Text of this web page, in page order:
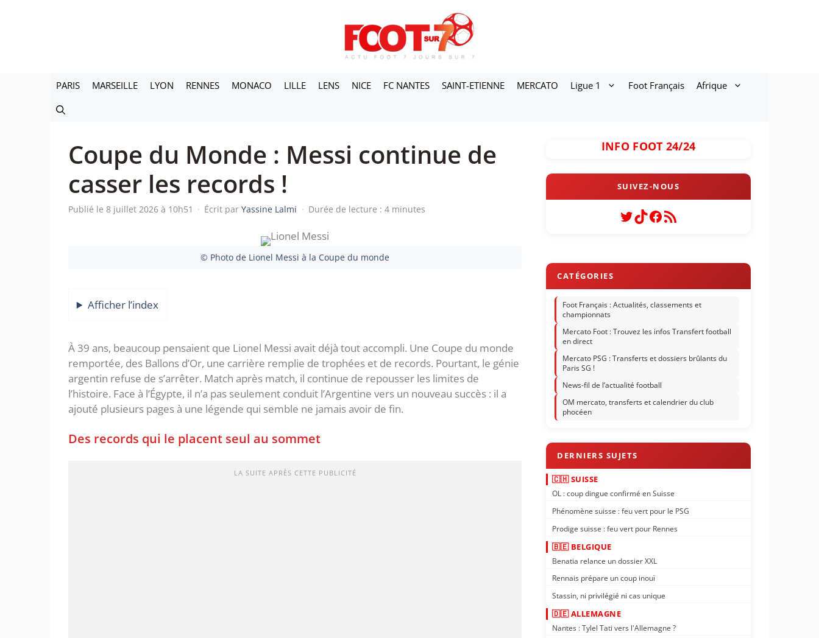
PARIS MARSEILLE LYON RENNES MONACO LILLE LENS NICE FC NANTES SAINT-ETIENNE MERCATO Ligue 1 Foot Français Afrique
Coupe du Monde : Messi continue de
casser les records !
Publié le 8 juillet 2026 à 10h51 · Écrit parYassine Lalmi · Durée de lecture : 4 minutes
© Photo de Lionel Messi à la Coupe du monde
Afficher l’index
À 39 ans, beaucoup pensaient que Lionel Messi avait déjà tout accompli. Une Coupe du monde
remportée, des Ballons d’Or, une carrière remplie de trophées et de records. Pourtant, le génie
argentin refuse de s’arrêter. Match après match, il continue de repousser les limites de
l’histoire. Face à l’Égypte, il n’a pas seulement conduit l’Argentine vers un nouveau succès : il a
ajouté plusieurs pages à une légende qui semble ne jamais avoir de fin.
Des records qui le placent seul au sommet
LA SUITE APRÈS CETTE PUBLICITÉ
INFO FOOT 24/24
Twitter
TikTok
Facebook
Flux RSS
Foot Français : Actualités, classements et
championnats
Mercato Foot : Trouvez les infos Transfert football
en direct
Mercato PSG : Transferts et dossiers brûlants du
Paris SG !
News-fil de l’actualité football
OM mercato, transferts et calendrier du club
phocéen
🇨🇭 SUISSE
OL : coup dingue confirmé en Suisse
Phénomène suisse : feu vert pour le PSG
Prodige suisse : feu vert pour Rennes
🇧🇪 BELGIQUE
Benatia relance un dossier XXL
Rennais prépare un coup inouï
Stassin, ni privilégié ni cas unique
🇩🇪 ALLEMAGNE
Nantes : Tylel Tati vers l'Allemagne ?